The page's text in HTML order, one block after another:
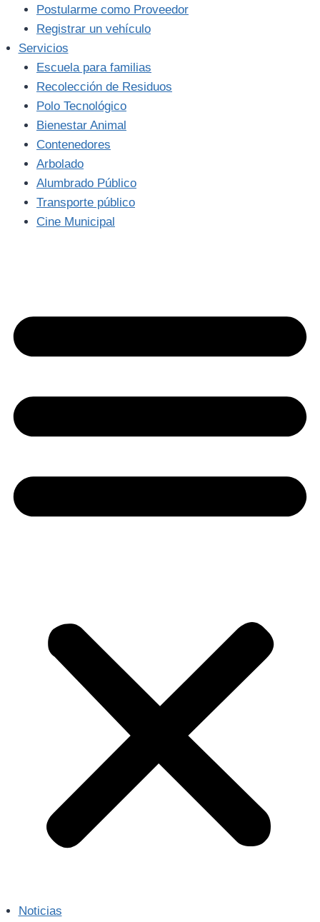
Postularme como Proveedor
Registrar un vehículo
Servicios
Escuela para familias
Recolección de Residuos
Polo Tecnológico
Bienestar Animal
Contenedores
Arbolado
Alumbrado Público
Transporte público
Cine Municipal
Noticias